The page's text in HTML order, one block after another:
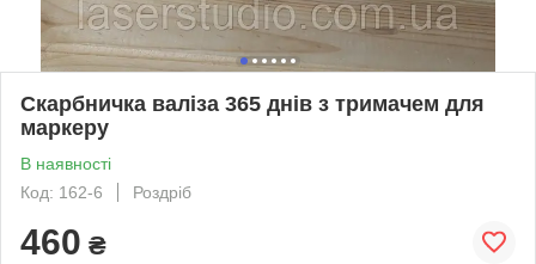
Скарбничка валіза 365 днів з тримачем для
маркеру
В наявності
Код: 162-6
Роздріб
460 ₴